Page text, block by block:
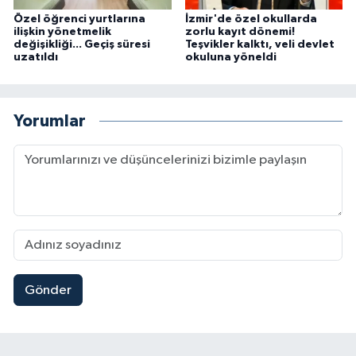
Özel öğrenci yurtlarına
ilişkin yönetmelik
değişikliği... Geçiş süresi
uzatıldı
İzmir'de özel okullarda
zorlu kayıt dönemi!
Teşvikler kalktı, veli devlet
okuluna yöneldi
Yorumlar
Gönder